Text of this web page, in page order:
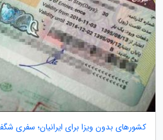
کشورهای بدون ویزا برای ایرانیان؛ سفری